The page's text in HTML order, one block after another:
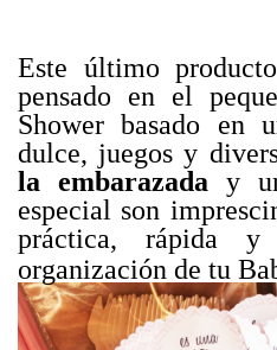
Este último
pensado en el
Shower basado en
dulce, juegos y
la embarazada y
especial son
práctica, rápida
organización de tu